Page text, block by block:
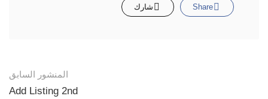
شارك
المنشور السابق
Add Listing 2nd